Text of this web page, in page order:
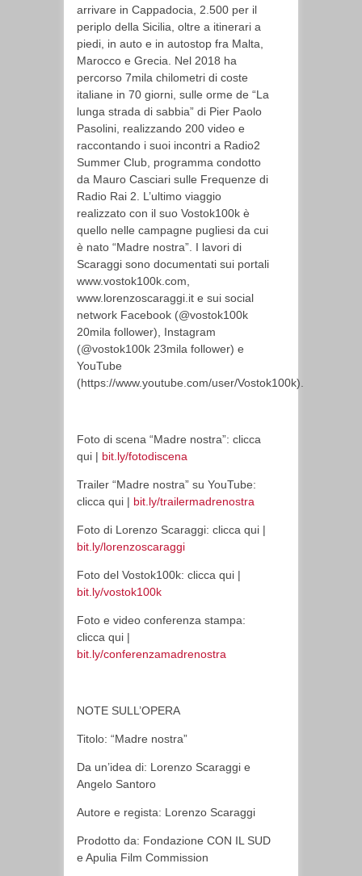
arrivare in Cappadocia, 2.500 per il
periplo della Sicilia, oltre a itinerari a
piedi, in auto e in autostop fra Malta,
Marocco e Grecia. Nel 2018 ha
percorso 7mila chilometri di coste
italiane in 70 giorni, sulle orme de “La
lunga strada di sabbia” di Pier Paolo
Pasolini, realizzando 200 video e
raccontando i suoi incontri a Radio2
Summer Club, programma condotto
da Mauro Casciari sulle Frequenze di
Radio Rai 2. L’ultimo viaggio
realizzato con il suo Vostok100k è
quello nelle campagne pugliesi da cui
è nato “Madre nostra”. I lavori di
Scaraggi sono documentati sui portali
www.vostok100k.com,
www.lorenzoscaraggi.it e sui social
network Facebook (@vostok100k
20mila follower), Instagram
(@vostok100k 23mila follower) e
YouTube
(https://www.youtube.com/user/Vostok100k).
Foto di scena “Madre nostra”: clicca
qui | bit.ly/fotodiscena
Trailer “Madre nostra” su YouTube:
clicca qui | bit.ly/trailermadrenostra
Foto di Lorenzo Scaraggi: clicca qui |
bit.ly/lorenzoscaraggi
Foto del Vostok100k: clicca qui |
bit.ly/vostok100k
Foto e video conferenza stampa:
clicca qui |
bit.ly/conferenzamadrenostra
NOTE SULL’OPERA
Titolo: “Madre nostra”
Da un’idea di: Lorenzo Scaraggi e
Angelo Santoro
Autore e regista: Lorenzo Scaraggi
Prodotto da: Fondazione CON IL SUD
e Apulia Film Commission